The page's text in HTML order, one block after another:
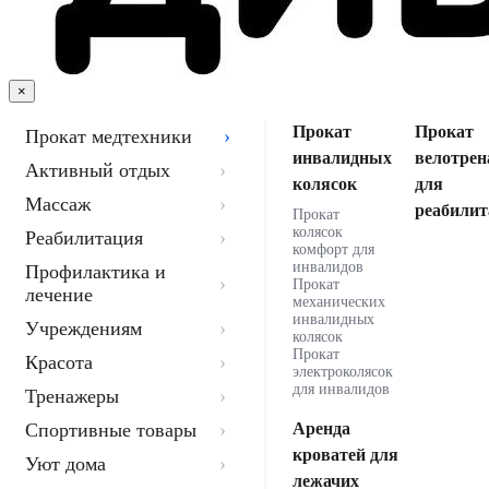
×
Прокат медтехники
Активный отдых
Массаж
Реабилитация
Профилактика и
лечение
Учреждениям
Красота
Тренажеры
Спортивные товары
Уют дома
Прокат
инвалидных
колясок
Прокат
колясок
комфорт для
инвалидов
Прокат
механических
инвалидных
колясок
Прокат
электроколясок
для инвалидов
Прокат
для
Аренда
кроватей для
лежачих